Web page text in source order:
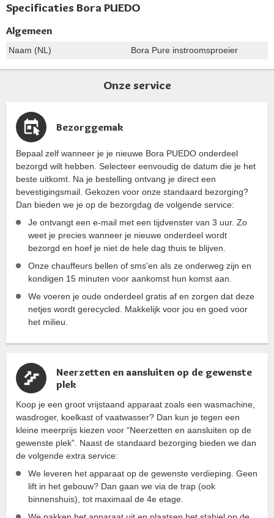
Specificaties Bora PUEDO
Algemeen
Naam (NL) Bora Pure instroomsproeier
Onze service
Bezorggemak
Bepaal zelf wanneer je je nieuwe Bora PUEDO onderdeel
bezorgd wilt hebben. Selecteer eenvoudig de datum die je het
beste uitkomt. Na je bestelling ontvang je direct een
bevestigingsmail. Gekozen voor onze standaard bezorging?
Dan bieden we je op de bezorgdag de volgende service:
Je ontvangt een e-mail met een tijdvenster van 3 uur. Zo
weet je precies wanneer je nieuwe onderdeel wordt
bezorgd en hoef je niet de hele dag thuis te blijven.
Onze chauffeurs bellen of sms'en als ze onderweg zijn en
kondigen 15 minuten voor aankomst hun komst aan.
We voeren je oude onderdeel gratis af en zorgen dat deze
netjes wordt gerecycled. Makkelijk voor jou en goed voor
het milieu.
Neerzetten en aansluiten op de gewenste
plek
Koop je een groot vrijstaand apparaat zoals een wasmachine,
wasdroger, koelkast of vaatwasser? Dan kun je tegen een
kleine meerprijs kiezen voor “Neerzetten en aansluiten op de
gewenste plek”. Naast de standaard bezorging bieden we dan
de volgende extra service:
We leveren het apparaat op de gewenste verdieping. Geen
lift in het gebouw? Dan gaan we via de trap (ook
binnenshuis), tot maximaal de 4e etage.